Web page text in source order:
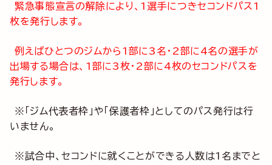
緊急事態宣言の解除により、1選手につきセコンドパス1
枚を発行します。
例えばひとつのジムから1部に3名・2部に4名の選手が
出場する場合は、1部に3枚・2部に4枚のセコンドパスを
発行します。
※「ジム代表者枠」や「保護者枠」としてのパス発行は行
いません。
※試合中、セコンドに就くことができる人数は1名までと